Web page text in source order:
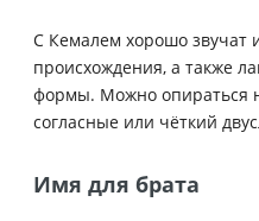
С Кемалем хорошо звучат
происхождения, а также
формы. Можно опираться
согласные или чёткий
Имя для брата